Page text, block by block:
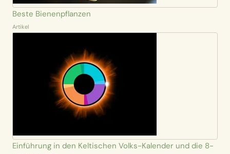
Beste Bienenpflanzen
Artikel
Einführung in den Keltischen Volks-Kalender und die 8-